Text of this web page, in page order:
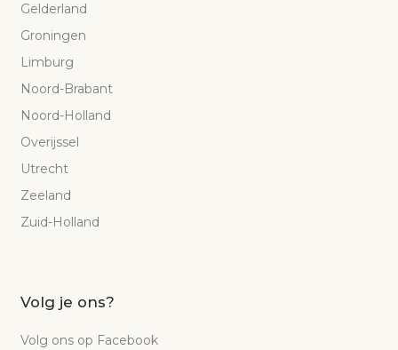
Gelderland
Groningen
Limburg
Noord-Brabant
Noord-Holland
Overijssel
Utrecht
Zeeland
Zuid-Holland
Volg je ons?
Volg ons op Facebook